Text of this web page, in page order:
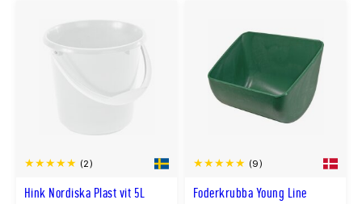
Hink Nordiska Plast vit 5L
(2)
Foderkrubba Young Line
(9)